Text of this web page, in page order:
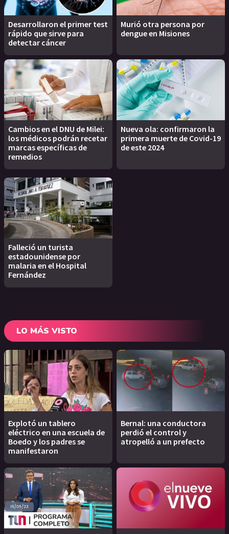
Desarrollaron el primer test
rápido que sirve para
detectar cáncer
Murió otra persona por
dengue en Misiones
Cambios en el DNU de Milei:
los médicos podrán recetar
marcas específicas de
remedios
Nueva ola: confirmaron la
primera muerte de Covid-19
de este 2024
Falleció un turista
estadounidense por
malaria en el Hospital
Fernández
LO MÁS VISTO
Explotó un tablero
eléctrico en una escuela de
Boedo y los padres se
manifestaron
Bernal: una conductora
perdió el control y
atropelló a un prefecto